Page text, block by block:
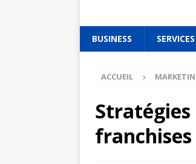
BUSINESS SERVICES
ACCUEIL
franchises